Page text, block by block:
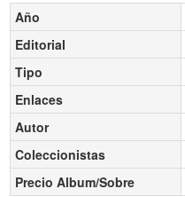
Año
Editorial
Tipo
Enlaces
Autor
Coleccionistas
Precio Album/Sobre